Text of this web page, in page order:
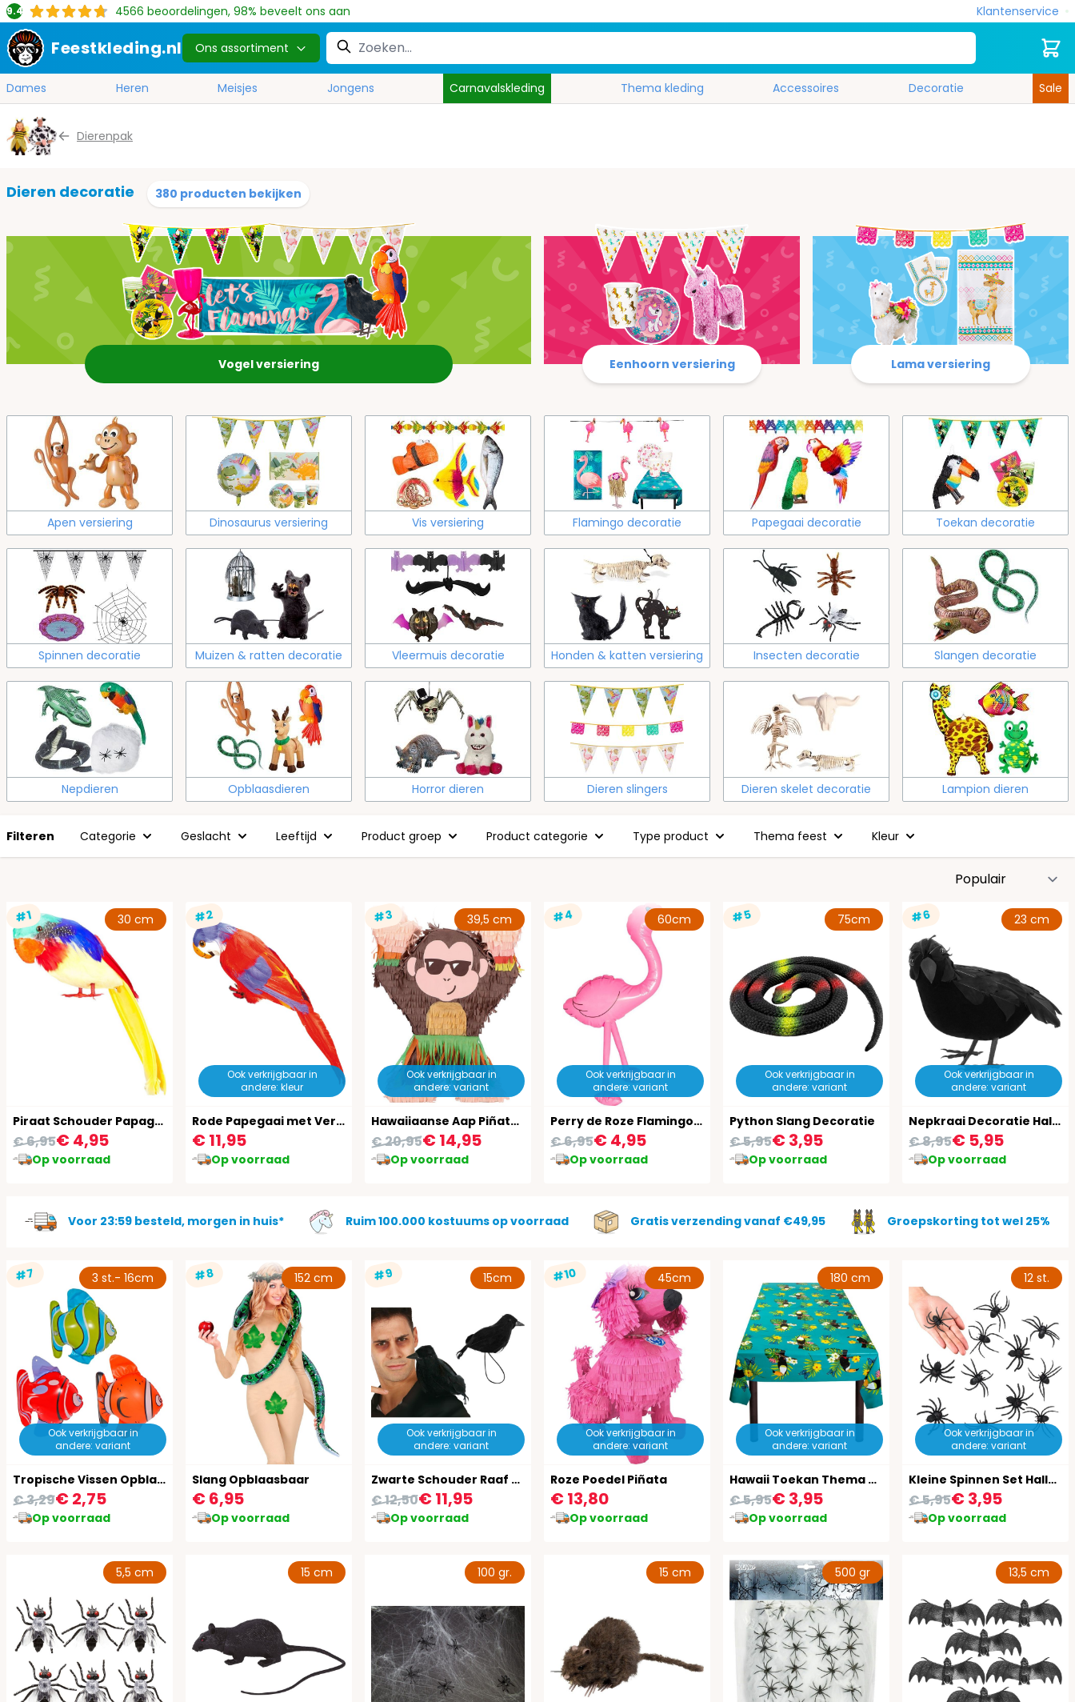
9.4 4566 beoordelingen, 98% beveelt ons aan Klantenservice
Feestkleding.nl Ons assortiment
Zoek Cart
Dames Heren Meisjes Jongens Carnavalskleding Thema kleding Accessoires Decoratie
Sale
Dierenpak
Dieren decoratie 380 producten bekijken
Vogel versiering Eenhoorn versiering Lama versiering
Apen versiering Dinosaurus versiering Vis versiering Flamingo decoratie Papegaai decoratie Toekan decoratie
Spinnen decoratie Muizen & ratten decoratie Vleermuis decoratie Honden & katten versiering Insecten decoratie Slangen decoratie
Nepdieren Opblaasdieren Horror dieren Dieren slingers Dieren skelet decoratie Lampion dieren
Filteren Categorie Geslacht Leeftijd Product groep Product categorie Type product Thema feest Kleur
#1 30 cm
Piraat Schouder Papagaai
€ 4,95
€ 6,95
Op voorraad
#2
Ook verkrijgbaar in
andere: kleur
Rode Papegaai met Veren
€ 11,95
Op voorraad
#3
Ook verkrijgbaar in
andere: variant
39,5 cm
Hawaiiaanse Aap Piñata 39,5 Cm
€ 14,95
€ 20,95
Op voorraad
#4
Ook verkrijgbaar in
andere: variant
60cm
Perry de Roze Flamingo Opblaasbaar 60Cm
€ 4,95
€ 6,95
Op voorraad
#5
Ook verkrijgbaar in
andere: variant
75cm
Python Slang Decoratie
€ 3,95
€ 5,95
Op voorraad
#6
Ook verkrijgbaar in
andere: variant
23 cm
Nepkraai Decoratie Halloween
€ 5,95
€ 8,95
Op voorraad
Voor 23:59 besteld, morgen in huis* Ruim 100.000 kostuums op voorraad Gratis verzending vanaf €49,95 Groepskorting tot wel 25%
#7
Ook verkrijgbaar in
andere: variant
3 st.- 16cm
Tropische Vissen Opblaasbaar 3 Stuks
€ 2,75
€ 3,29
Op voorraad
#8 152 cm
Slang Opblaasbaar
€ 6,95
Op voorraad
#9
Ook verkrijgbaar in
andere: variant
15cm
Zwarte Schouder Raaf met Elastiek
€ 11,95
€ 12,50
Op voorraad
#10
Ook verkrijgbaar in
andere: variant
45cm
Roze Poedel Piñata
€ 13,80
Op voorraad
Ook verkrijgbaar in
andere: variant
180 cm
Hawaii Toekan Thema Tafelkleed
€ 3,95
€ 5,95
Op voorraad
Ook verkrijgbaar in
andere: variant
12 st.
Kleine Spinnen Set Halloween 12X
€ 3,95
€ 5,95
Op voorraad
5,5 cm 15 cm 100 gr. 15 cm 500 gr 13,5 cm